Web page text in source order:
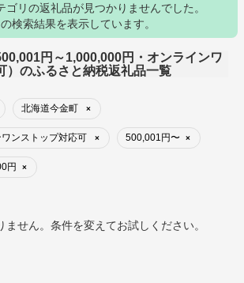
ゴリの返礼品が見つかりませんでした。
の検索結果を表示しています。
円～1,000,000円・オンラインワ
）のふるさと納税返礼品一覧
北海道今金町 ×
ンストップ対応可 × 500,001円〜 ×
円 ×
ません。条件を変えてお試しください。